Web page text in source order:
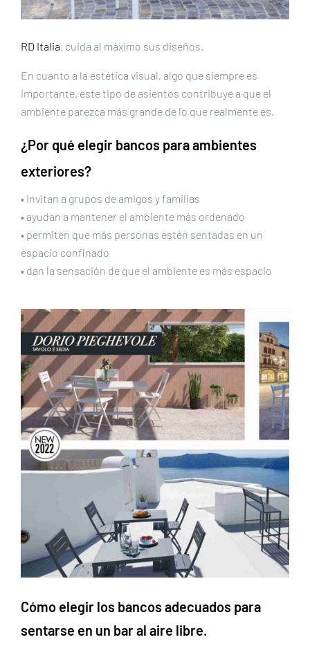
RD Italia, cuida al máximo sus diseños.
En cuanto a la estética visual, algo que siempre es
importante, este tipo de asientos contribuye a que el
ambiente parezca más grande de lo que realmente es.
¿Por qué elegir bancos para ambientes
exteriores?
• invitan a grupos de amigos y familias
• ayudan a mantener el ambiente más ordenado
• permiten que más personas estén sentadas en un
espacio confinado
• dan la sensación de que el ambiente es más espacio
Cómo elegir los bancos adecuados para
sentarse en un bar al aire libre.